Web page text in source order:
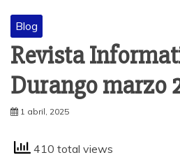
Blog
Revista
Durango marzo
1 abril, 2025
410 total views